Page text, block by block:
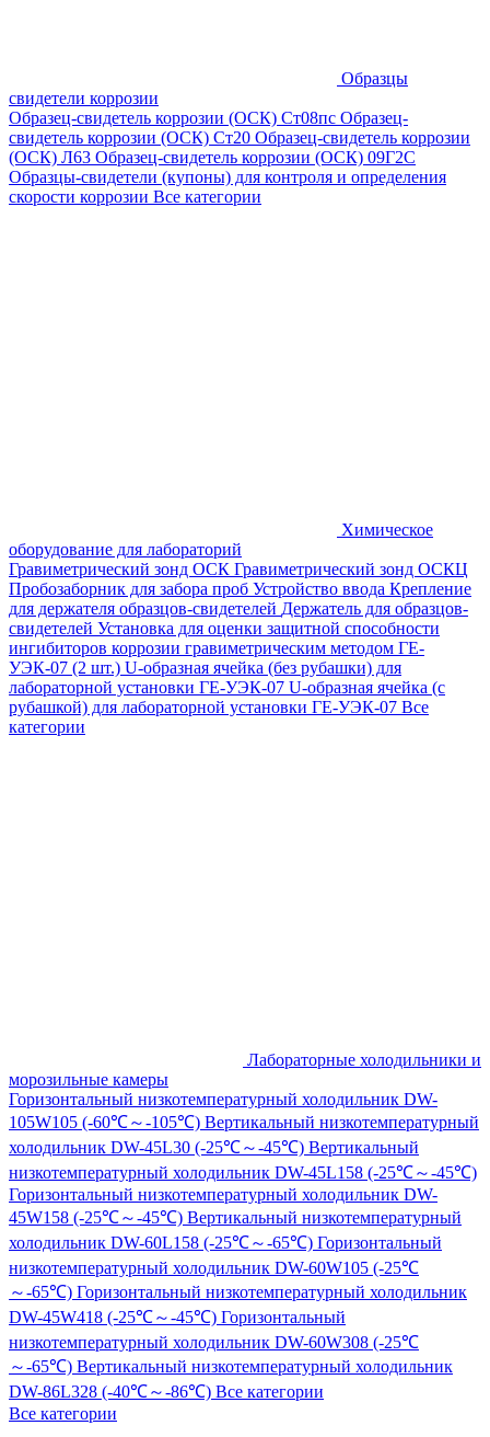
Образцы
свидетели коррозии
Образец-свидетель коррозии (ОСК) Ст08пс Образец-
свидетель коррозии (ОСК) Ст20 Образец-свидетель коррозии
(ОСК) Л63 Образец-свидетель коррозии (ОСК) 09Г2С
Образцы-свидетели (купоны) для контроля и определения
скорости коррозии Все категории
Химическое
оборудование для лабораторий
Гравиметрический зонд ОСК Гравиметрический зонд ОСКЦ
Пробозаборник для забора проб Устройство ввода Крепление
для держателя образцов-свидетелей Держатель для образцов-
свидетелей Установка для оценки защитной способности
ингибиторов коррозии гравиметрическим методом ГЕ-
УЭК-07 (2 шт.) U-образная ячейка (без рубашки) для
лабораторной установки ГЕ-УЭК-07 U-образная ячейка (с
рубашкой) для лабораторной установки ГЕ-УЭК-07 Все
категории
Лабораторные холодильники и
морозильные камеры
Горизонтальный низкотемпературный холодильник DW-
105W105 (-60℃～-105℃) Вертикальный низкотемпературный
холодильник DW-45L30 (-25℃～-45℃) Вертикальный
низкотемпературный холодильник DW-45L158 (-25℃～-45℃)
Горизонтальный низкотемпературный холодильник DW-
45W158 (-25℃～-45℃) Вертикальный низкотемпературный
холодильник DW-60L158 (-25℃～-65℃) Горизонтальный
низкотемпературный холодильник DW-60W105 (-25℃
～-65℃) Горизонтальный низкотемпературный холодильник
DW-45W418 (-25℃～-45℃) Горизонтальный
низкотемпературный холодильник DW-60W308 (-25℃
～-65℃) Вертикальный низкотемпературный холодильник
DW-86L328 (-40℃～-86℃) Все категории
Все категории